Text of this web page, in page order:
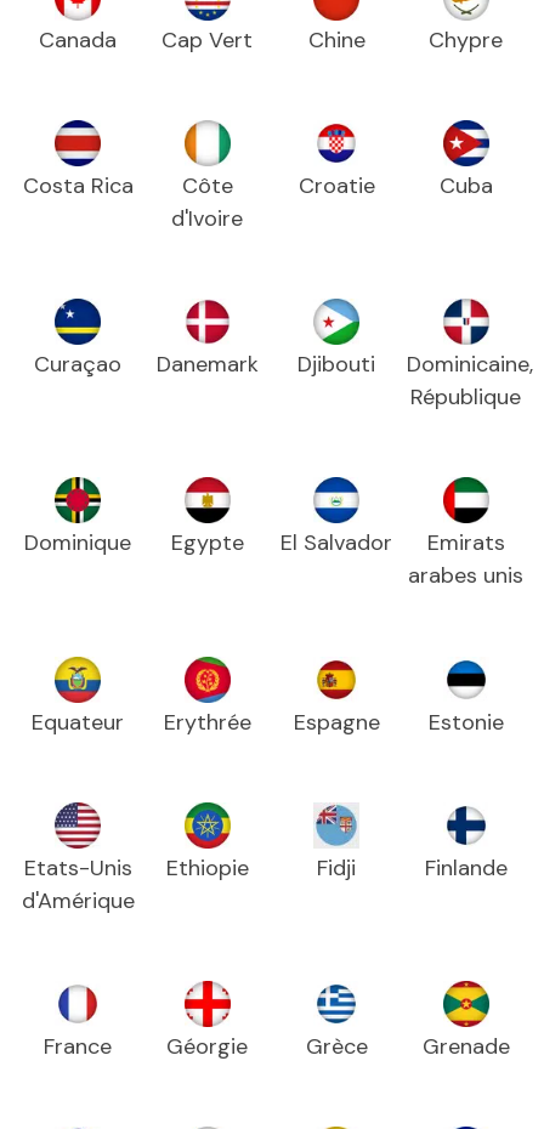
Canada Cap Vert Chine Chypre
Costa Rica
Côte
d'Ivoire
Croatie Cuba
Curaçao Danemark Djibouti
Dominicaine,
République
Dominique Egypte El Salvador
Emirats
arabes unis
Equateur Erythrée Espagne Estonie
Etats-Unis
d'Amérique
Ethiopie Fidji Finlande
France Géorgie Grèce Grenade